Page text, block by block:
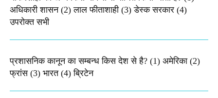
अधिकारी शासन (2) लाल फीताशाही (3) डेस्क सरकार (4)
उपरोक्त सभी
प्रशासनिक कानून का सम्बन्ध किस देश से है? (1) अमेरिका (2)
फ्रांस (3) भारत (4) ब्रिटेन